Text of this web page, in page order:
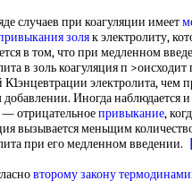
случаев при коагуляции имеет
золяк электролиту,
в том, что при медленном
в золь коагуляция п >оисходит
электролита, чем
Иногда наблюдается и
— отрицательноепривыкание,
вызывается меньщим
при его медленном введении.
второму закону